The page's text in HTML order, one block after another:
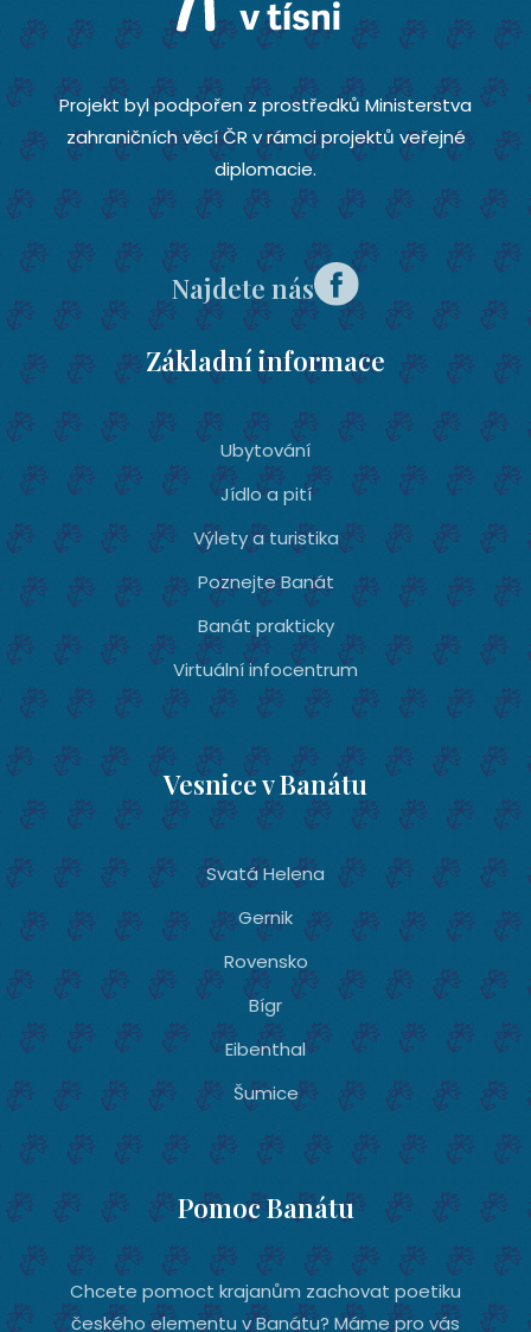
Projekt byl podpořen z prostředků Ministerstva
zahraničních věcí ČR v rámci projektů veřejné
diplomacie.
Najdete nás
Základní informace
Ubytování­
Jídlo a pití
Výlety a turistika
Poznejte Banát
Banát prakticky
Virtuální infocentrum
Vesnice v Banátu
Svatá Helena
Gernik
Rovensko
Bígr
Eibenthal
Šumice
Pomoc Banátu
Chcete pomoct krajanům zachovat poetiku
českého elementu v Banátu? Máme pro vás